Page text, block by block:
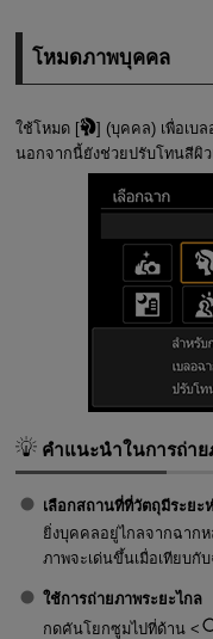
โหมดภาพบุคคล
ใช้โหมด [ ] (บุคคล) เพื่อเบ
นอกจากนี้ยังช่วยปรับโทนสีผิ
คำแนะนำในการถ่าย
เลือกสถานที่ที่วัตถุมีระยะ
ยิ่งบุคคลอยู่ไกลจากฉาก
ภาพจะเด่นขึ้นเมื่อเทียบกั
ใช้การถ่ายภาพระยะไกล
กดคันโยกซูมไปที่ด้าน